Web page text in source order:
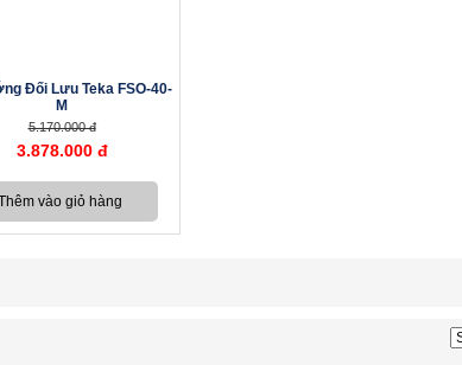
Đối Lưu Teka FSO-40-
M
5.170.000 đ
3.878.000 đ